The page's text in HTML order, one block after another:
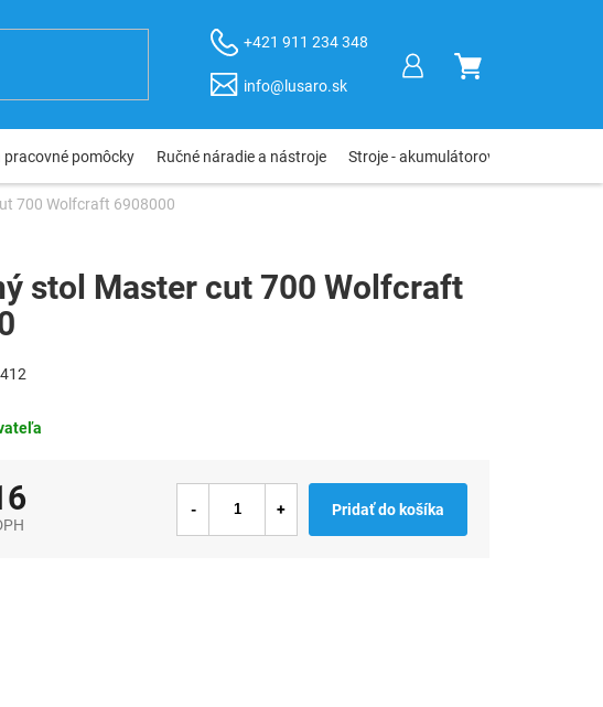
+421 911 234 348
info@lusaro.sk
NÁKUPNÝ
pracovné pomôcky Ručné náradie a nástroje Stroje - akumulátorové, elektro,
700 Wolfcraft 6908000
stol Master cut 700 Wolfcraft
Pridať do košíka